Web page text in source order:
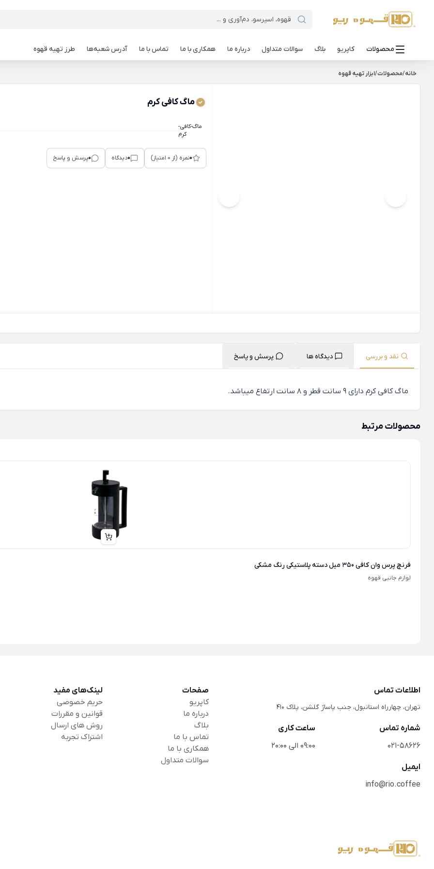
محصولات کاپریو بلاگ سوالات متداول درباره ما همکاری با ما تماس با ما آدرس شعبه‌ها طرز تهیه قهوه
خانه/محصولات/ابزار تهیه قهوه
ماگ کافی کرم
ماگ-کافی-
کرم
0نمره (از 0 امتیاز) 0دیدگاه 0پرسش و پاسخ
نقد و بررسی دیدگاه ها پرسش و پاسخ
ماگ کافی کرم دارای 9 سانت قطر و 8 سانت ارتفاع میباشد.
محصولات مرتبط
فرنچ پرس وان کافی 350 میل دسته پلاستیکی رنگ مشکی
لوازم جانبی قهوه
اطلاعات تماس
تهران، چهارراه استانبول، جنب پاساژ گلشن، پلاک 410
شماره تماس
021-58626
ساعت کاری
09:00 الی 20:00
ایمیل
info@rio.coffee
صفحات
کاپریو
درباره ما
بلاگ
تماس با ما
همکاری با ما
سوالات متداول
لینک‌های مفید
حریم خصوصی
قوانین و مقررات
روش های ارسال
اشتراک تجربه